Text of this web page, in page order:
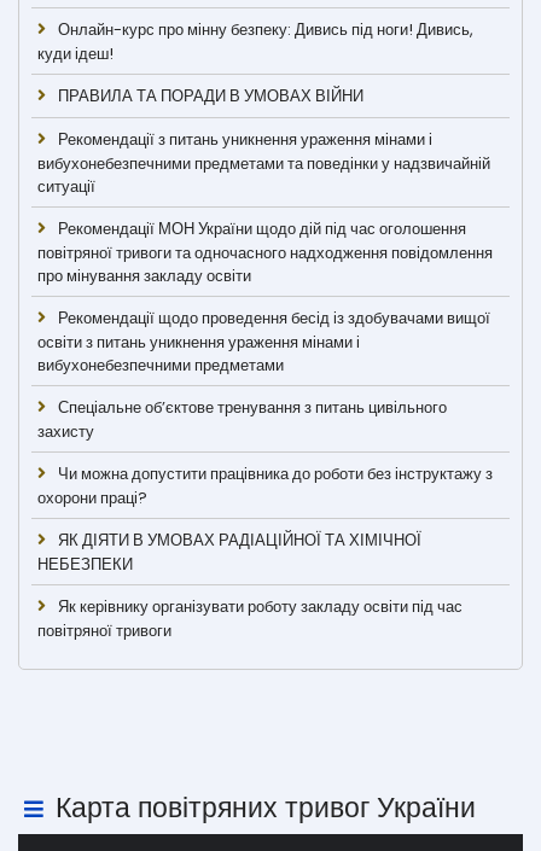
Онлайн-курс про мінну безпеку: Дивись під ноги! Дивись,
куди ідеш!
ПРАВИЛА ТА ПОРАДИ В УМОВАХ ВІЙНИ
Рекомендації з питань уникнення ураження мінами і
вибухонебезпечними предметами та поведінки у надзвичайній
ситуації
Рекомендації МОН України щодо дій під час оголошення
повітряної тривоги та одночасного надходження повідомлення
про мінування закладу освіти
Рекомендації щодо проведення бесід із здобувачами вищої
освіти з питань уникнення ураження мінами і
вибухонебезпечними предметами
Спеціальне об’єктове тренування з питань цивільного
захисту
Чи можна допустити працівника до роботи без інструктажу з
охорони праці?
ЯК ДІЯТИ В УМОВАХ РАДІАЦІЙНОЇ ТА ХІМІЧНОЇ
НЕБЕЗПЕКИ
Як керівнику організувати роботу закладу освіти під час
повітряної тривоги
Карта повітряних тривог України